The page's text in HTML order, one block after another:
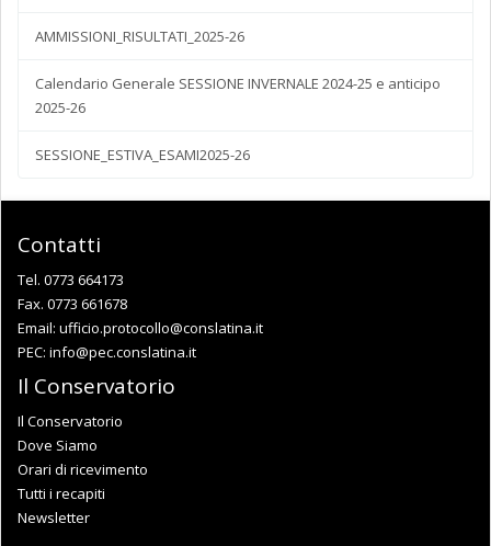
AMMISSIONI_RISULTATI_2025-26
Calendario Generale SESSIONE INVERNALE 2024-25 e anticipo
2025-26
SESSIONE_ESTIVA_ESAMI2025-26
Contatti
Tel. 0773 664173
Fax. 0773 661678
Email: ufficio.protocollo@conslatina.it
PEC: info@pec.conslatina.it
Il Conservatorio
Il Conservatorio
Dove Siamo
Orari di ricevimento
Tutti i recapiti
Newsletter